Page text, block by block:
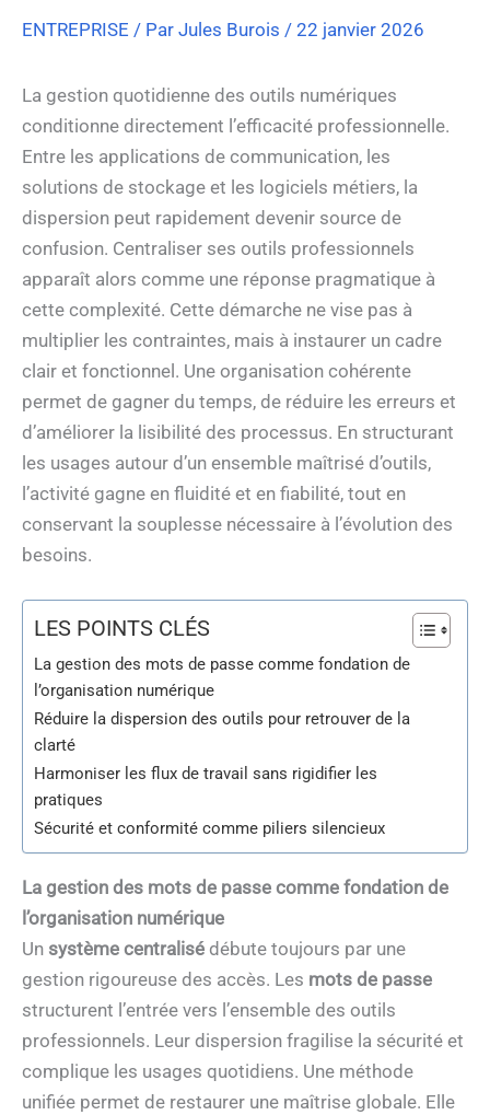
ENTREPRISE / Par Jules Burois / 22 janvier 2026
La gestion quotidienne des outils numériques
conditionne directement l’efficacité professionnelle.
Entre les applications de communication, les
solutions de stockage et les logiciels métiers, la
dispersion peut rapidement devenir source de
confusion. Centraliser ses outils professionnels
apparaît alors comme une réponse pragmatique à
cette complexité. Cette démarche ne vise pas à
multiplier les contraintes, mais à instaurer un cadre
clair et fonctionnel. Une organisation cohérente
permet de gagner du temps, de réduire les erreurs et
d’améliorer la lisibilité des processus. En structurant
les usages autour d’un ensemble maîtrisé d’outils,
l’activité gagne en fluidité et en fiabilité, tout en
conservant la souplesse nécessaire à l’évolution des
besoins.
LES POINTS CLÉS
La gestion des mots de passe comme fondation de
l’organisation numérique
Réduire la dispersion des outils pour retrouver de la
clarté
Harmoniser les flux de travail sans rigidifier les
pratiques
Sécurité et conformité comme piliers silencieux
La gestion des mots de passe comme fondation de
l’organisation numérique
Un système centralisé débute toujours par une
gestion rigoureuse des accès. Les mots de passe
structurent l’entrée vers l’ensemble des outils
professionnels. Leur dispersion fragilise la sécurité et
complique les usages quotidiens. Une méthode
unifiée permet de restaurer une maîtrise globale. Elle